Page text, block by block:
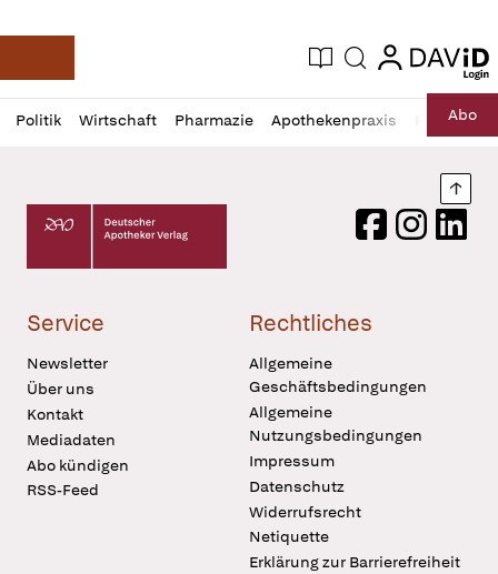
Deutsche Apotheker Zeitung
Aktuelle Ausgabe
Suche login
login
Politik Wirtschaft Pharmazie Apothekenpraxis RechtAbo
Profil
öffnen
Daz
Pur
Deutscher Apotheker Verlag Logo
FacebookInstagram
Service
Newsletter
Über uns
Kontakt
Mediadaten
Abo kündigen
RSS-Feed
Rechtliches
Allgemeine
Geschäftsbedingungen
Allgemeine
Nutzungsbedingungen
Impressum
Datenschutz
Widerrufsrecht
Netiquette
Erklärung zur Barrierefreiheit